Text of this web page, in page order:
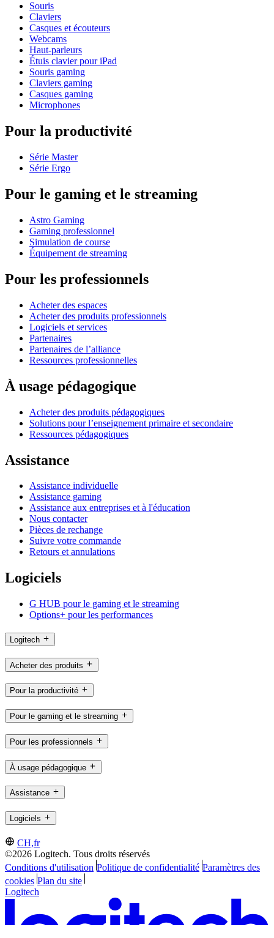
Souris
Claviers
Casques et écouteurs
Webcams
Haut-parleurs
Étuis clavier pour iPad
Souris gaming
Claviers gaming
Casques gaming
Microphones
Pour la productivité
Série Master
Série Ergo
Pour le gaming et le streaming
Astro Gaming
Gaming professionnel
Simulation de course
Équipement de streaming
Pour les professionnels
Acheter des espaces
Acheter des produits professionnels
Logiciels et services
Partenaires
Partenaires de l’alliance
Ressources professionnelles
À usage pédagogique
Acheter des produits pédagogiques
Solutions pour l’enseignement primaire et secondaire
Ressources pédagogiques
Assistance
Assistance individuelle
Assistance gaming
Assistance aux entreprises et à l'éducation
Nous contacter
Pièces de rechange
Suivre votre commande
Retours et annulations
Logiciels
G HUB pour le gaming et le streaming
Options+ pour les performances
Logitech
Acheter des produits
Pour la productivité
Pour le gaming et le streaming
Pour les professionnels
À usage pédagogique
Assistance
Logiciels
CH,fr
©2026 Logitech. Tous droits réservés
Conditions d'utilisation Politique de confidentialité Paramètres des
cookies Plan du site
Logitech